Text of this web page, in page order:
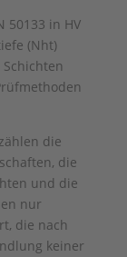
50133 in HV
(Nht)
die
die
und die
nur
die nach
keiner